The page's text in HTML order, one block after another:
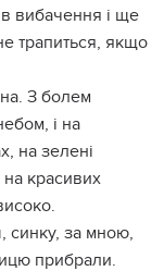
вибачення і ще
трапиться, якщо
З болем
і на
на зелені
на красивих
синку, за мною,
прибрали.